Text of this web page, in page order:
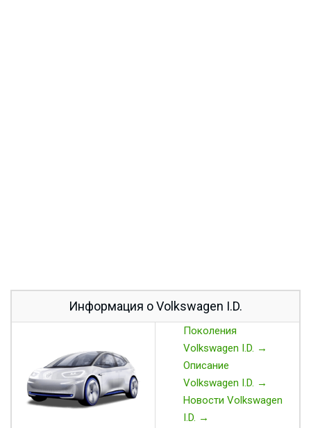
Информация о Volkswagen I.D.
Поколения
Volkswagen I.D. →
Описание
Volkswagen I.D. →
Новости Volkswagen
I.D. →